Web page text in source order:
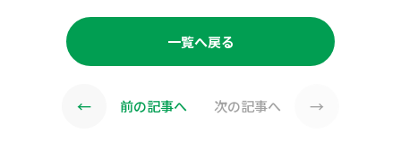
一覧へ戻る
← 前の記事へ 次の記事へ →